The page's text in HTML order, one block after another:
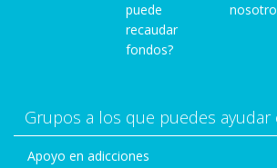
puede
recaudar
fondos?
Grupos a los que puedes ayudar
Apoyo en adicciones